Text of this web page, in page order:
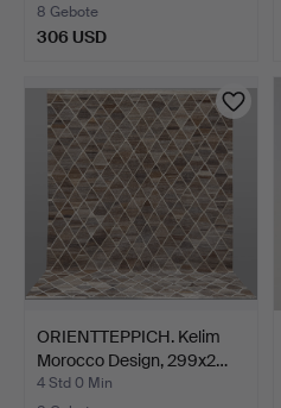
8 Gebote
306 USD
ORIENTTEPPICH. Kelim
Morocco Design, 299x2…
4 Std 0 Min